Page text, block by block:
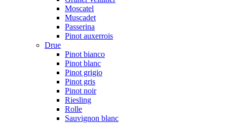
Moscatel
Muscadet
Passerina
Pinot auxerrois
Drue
Pinot bianco
Pinot blanc
Pinot grigio
Pinot gris
Pinot noir
Riesling
Rolle
Sauvignon blanc